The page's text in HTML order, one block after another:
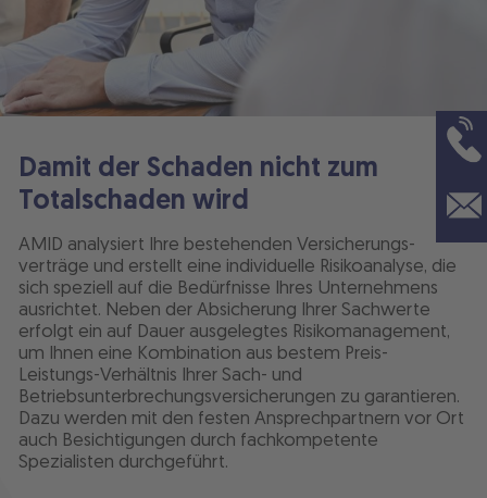
Damit der Schaden nicht zum
Totalschaden wird
AMID analysiert Ihre bestehenden Versicherungs-
verträge und erstellt eine individuelle Risikoanalyse, die
sich speziell auf die Bedürfnisse Ihres Unternehmens
ausrichtet. Neben der Absicherung Ihrer Sachwerte
erfolgt ein auf Dauer ausgelegtes Risikomanagement,
um Ihnen eine Kombination aus bestem Preis-
Leistungs-Verhältnis Ihrer Sach- und
Betriebsunterbrechungsversicherungen zu garantieren.
Dazu werden mit den festen Ansprechpartnern vor Ort
auch Besichtigungen durch fachkompetente
Spezialisten durchgeführt.